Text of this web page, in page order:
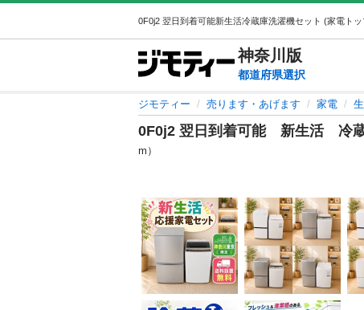
神奈川 版
都道府県選択
ジモティー 売ります・あげます 家電
0F0j2 翌日到着可能 新生活 冷
m）